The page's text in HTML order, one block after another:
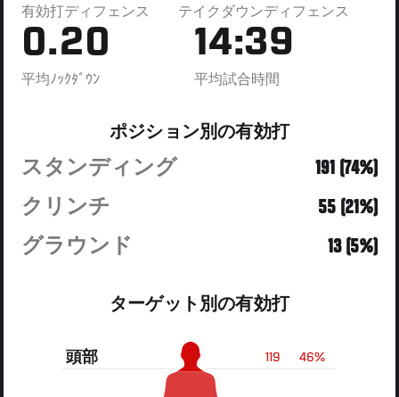
有効打ディフェンス テイクダウンディフェンス
0.20
平均ﾉｯｸﾀﾞｳﾝ
14:39
平均試合時間
ポジション別の有効打
スタンディング
191 (74%)
クリンチ
55 (21%)
グラウンド
13 (5%)
ターゲット別の有効打
46%
119
頭部